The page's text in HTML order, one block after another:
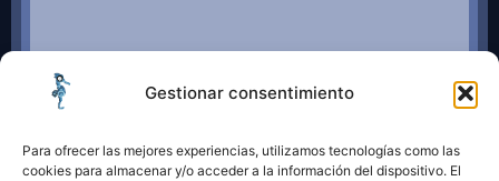
Gestionar consentimiento
Para ofrecer las mejores experiencias, utilizamos tecnologías como las
cookies para almacenar y/o acceder a la información del dispositivo. El